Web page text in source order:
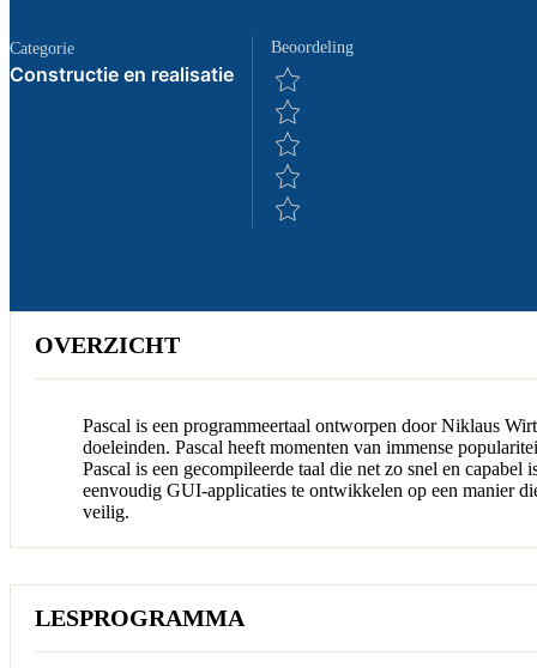
Categorie
Constructie en realisatie
Beoordeling
OVERZICHT
Pascal is een programmeertaal ontworpen door Niklaus
doeleinden. Pascal heeft momenten van immense
Pascal is een gecompileerde taal die net zo snel en
eenvoudig GUI-applicaties te ontwikkelen op een manier
veilig.
LESPROGRAMMA